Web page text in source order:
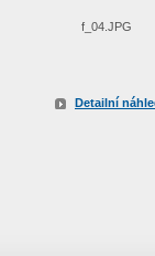
f_04.JPG
Detailní